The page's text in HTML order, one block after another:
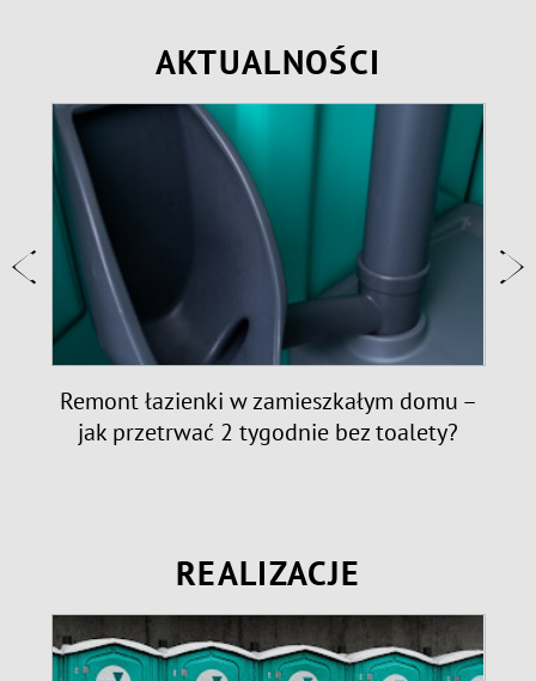
AKTUALNOŚCI
Remont łazienki w zamieszkałym domu –
jak przetrwać 2 tygodnie bez toalety?
REALIZACJE